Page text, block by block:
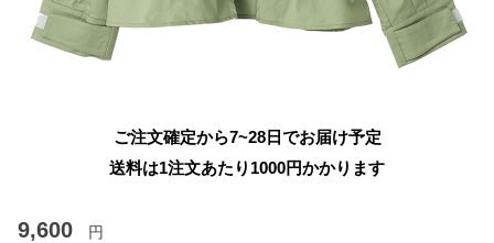
ご注文確定から7~28日でお届け予定
送料は1注文あたり 1000円かかります
9,600 円